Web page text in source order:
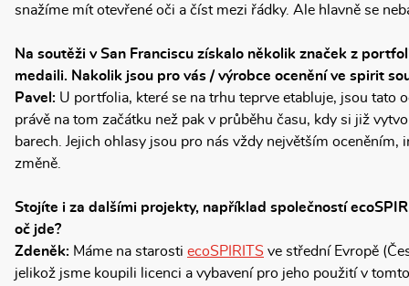
snažíme mít otevřené oči a číst mezi řádky. Ale hlavně se
Na soutěži v San Franciscu získalo několik značek z
medaili. Nakolik jsou pro vás / výrobce ocenění ve spirit
Pavel: U portfolia, které se na trhu teprve etabluje, jsou tato
právě na tom začátku než pak v průběhu času, kdy si již
barech. Jejich ohlasy jsou pro nás vždy největším oceněním,
změně.
Stojíte i za dalšími projekty, například společností
oč jde?
Zdeněk: Máme na starosti ecoSPIRITS ve střední Evropě
jelikož jsme koupili licenci a vybavení pro jeho použití v